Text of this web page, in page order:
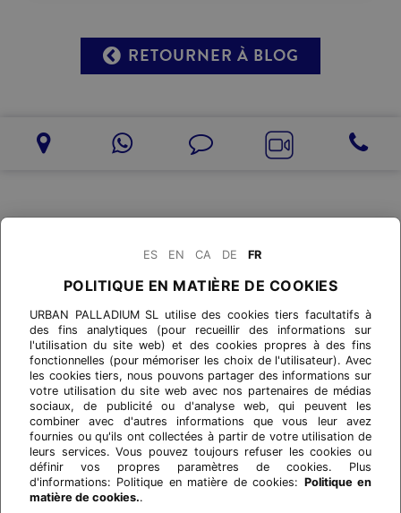
RETOURNER À BLOG
ES EN CA DE FR
POLITIQUE EN MATIÈRE DE COOKIES
URBAN PALLADIUM SL utilise des cookies tiers facultatifs à
des fins analytiques (pour recueillir des informations sur
l'utilisation du site web) et des cookies propres à des fins
fonctionnelles (pour mémoriser les choix de l'utilisateur). Avec
les cookies tiers, nous pouvons partager des informations sur
votre utilisation du site web avec nos partenaires de médias
sociaux, de publicité ou d'analyse web, qui peuvent les
combiner avec d'autres informations que vous leur avez
fournies ou qu'ils ont collectées à partir de votre utilisation de
leurs services. Vous pouvez toujours refuser les cookies ou
définir vos propres paramètres de cookies. Plus
d'informations: Politique en matière de cookies: Politique en
matière de cookies..